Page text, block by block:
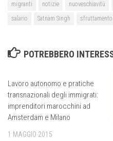
migranti
notizie nuoveschiavitù
salario
Satnam Singh sfruttamento
POTREBBERO
Lavoro autonomo e pratiche
transnazionali degli immigrati:
imprenditori marocchini ad
Amsterdam e Milano
1 MAGGIO 2015